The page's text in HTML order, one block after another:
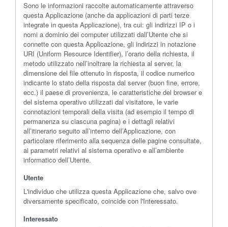
Sono le informazioni raccolte automaticamente attraverso
questa Applicazione (anche da applicazioni di parti terze
integrate in questa Applicazione), tra cui: gli indirizzi IP o i
nomi a dominio dei computer utilizzati dall’Utente che si
connette con questa Applicazione, gli indirizzi in notazione
URI (Uniform Resource Identifier), l’orario della richiesta, il
metodo utilizzato nell’inoltrare la richiesta al server, la
dimensione del file ottenuto in risposta, il codice numerico
indicante lo stato della risposta dal server (buon fine, errore,
ecc.) il paese di provenienza, le caratteristiche del browser e
del sistema operativo utilizzati dal visitatore, le varie
connotazioni temporali della visita (ad esempio il tempo di
permanenza su ciascuna pagina) e i dettagli relativi
all’itinerario seguito all’interno dell’Applicazione, con
particolare riferimento alla sequenza delle pagine consultate,
ai parametri relativi al sistema operativo e all’ambiente
informatico dell’Utente.
Utente
L'individuo che utilizza questa Applicazione che, salvo ove
diversamente specificato, coincide con l'Interessato.
Interessato